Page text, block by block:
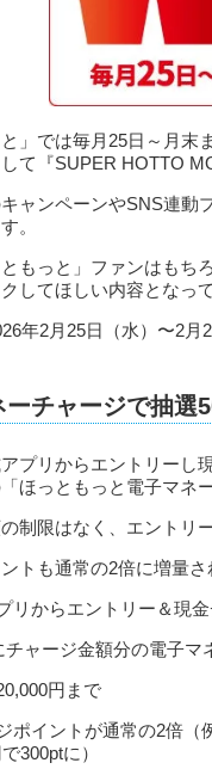
と」では毎月25日～月
て『SUPER HOTTO
ャンペーンやSNS連動
。
もっと」ファンはもち
してほしい内容となって
年2月25日（水）〜2月
ーチャージで抽選
プリからエントリーし
ほっともっと電子マネ
制限はなく、エントリ
トも通常の2倍に増量さ
リからエントリー＆現
チャージ金額分の電子マ
円まで
ポイントが通常の2倍（
300ptに）